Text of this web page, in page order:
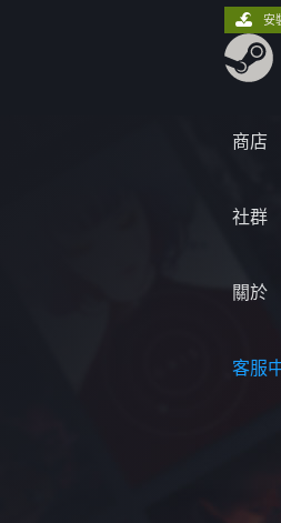
商店
社群
關於
客服
安